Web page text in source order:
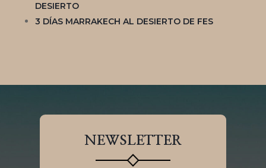
DESIERTO
3 DÍAS MARRAKECH AL DESIERTO DE FES
NEWSLETTER